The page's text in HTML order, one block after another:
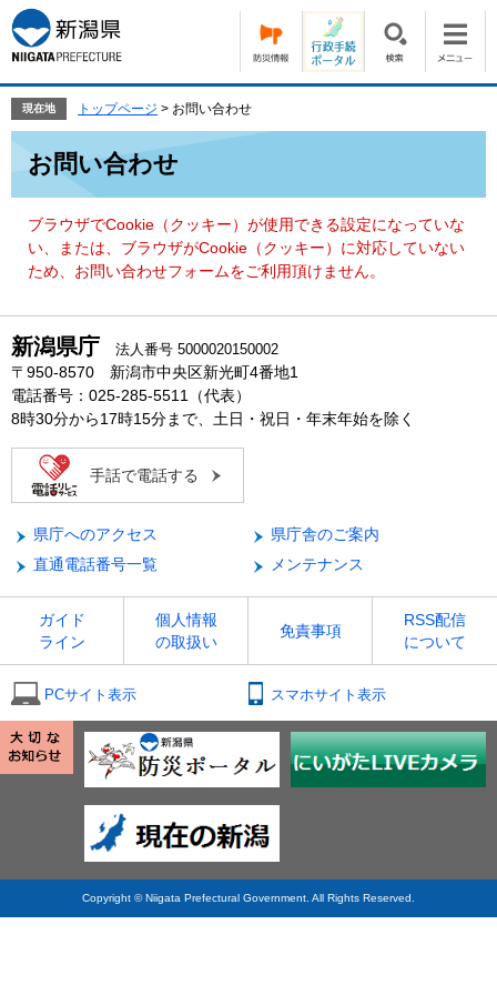
ー
ジ
の
頭
す。
ニ
ュ
ー
飛
て
現在地 トップページ > お問い合わせ
お問い合わせ
ブラウザでCookie（クッキー）が使用できる設定になっていな
い、または、ブラウザがCookie（クッキー）に対応していない
ため、お問い合わせフォームをご利用頂けません。
新潟県庁 法人番号 5000020150002
〒950-8570 新潟市中央区新光町4番地1
電話番号：025-285-5511（代表）
8時30分から17時15分まで、土日・祝日・年末年始を除く
手話で電話する
県庁へのアクセス
県庁舎のご案内
直通電話番号一覧
メンテナンス
ガイド
ライン
個人情報
の取扱い
免責事項
RSS配信
について
PCサイト表示 スマホサイト表示
Copyright © Niigata Prefectural Government. All Rights Reserved.